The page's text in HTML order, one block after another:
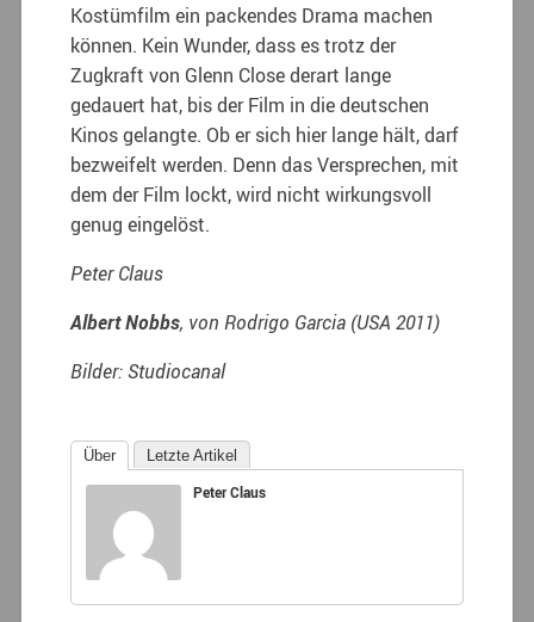
Kostümfilm ein packendes Drama machen
können. Kein Wunder, dass es trotz der
Zugkraft von Glenn Close derart lange
gedauert hat, bis der Film in die deutschen
Kinos gelangte. Ob er sich hier lange hält, darf
bezweifelt werden. Denn das Versprechen, mit
dem der Film lockt, wird nicht wirkungsvoll
genug eingelöst.
Peter Claus
Albert Nobbs, von Rodrigo Garcia (USA 2011)
Bilder: Studiocanal
Über Letzte Artikel
Peter Claus